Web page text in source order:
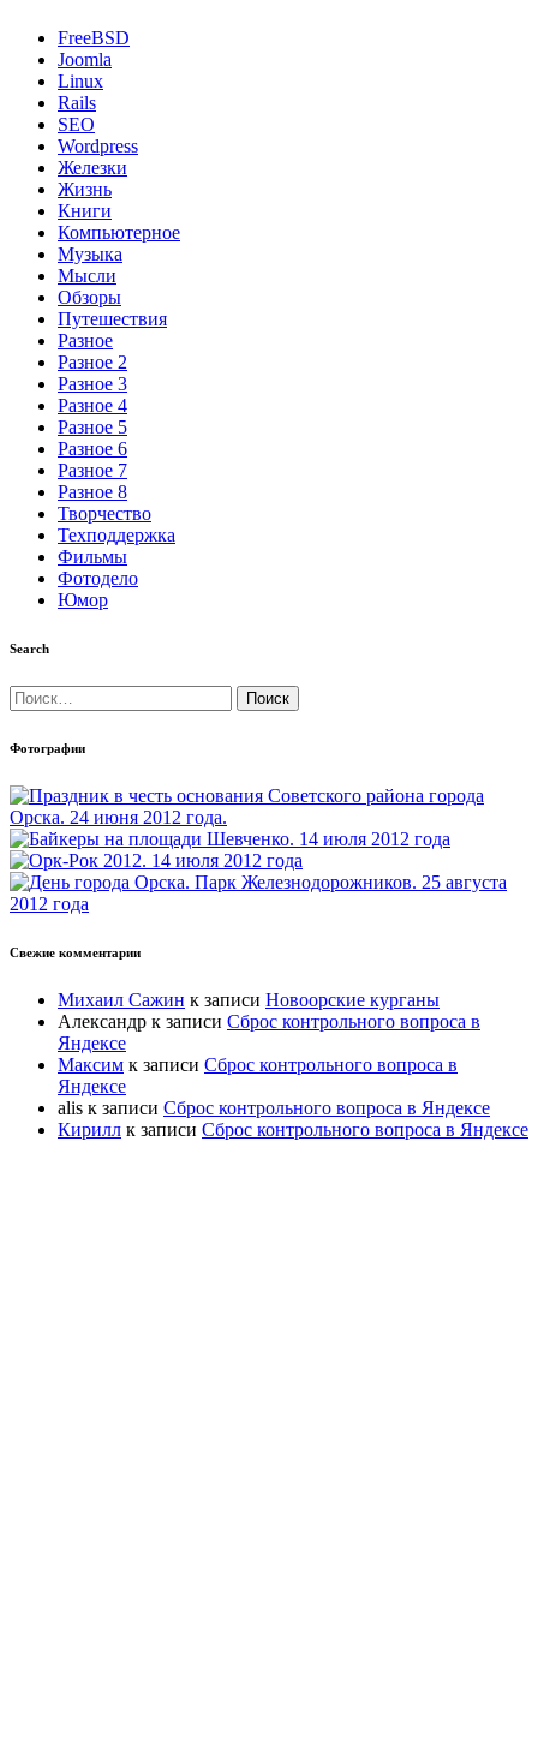
FreeBSD
Joomla
Linux
Rails
SEO
Wordpress
Железки
Жизнь
Книги
Компьютерное
Музыка
Мысли
Обзоры
Путешествия
Разное
Разное 2
Разное 3
Разное 4
Разное 5
Разное 6
Разное 7
Разное 8
Творчество
Техподдержка
Фильмы
Фотодело
Юмор
Search
Найти:
Фотографии
Свежие комментарии
Михаил Сажин к записи Новоорские курганы
Александр к записи Сброс контрольного вопроса в
Яндексе
Максим к записи Сброс контрольного вопроса в
Яндексе
alis к записи Сброс контрольного вопроса в Яндексе
Кирилл к записи Сброс контрольного вопроса в Яндексе